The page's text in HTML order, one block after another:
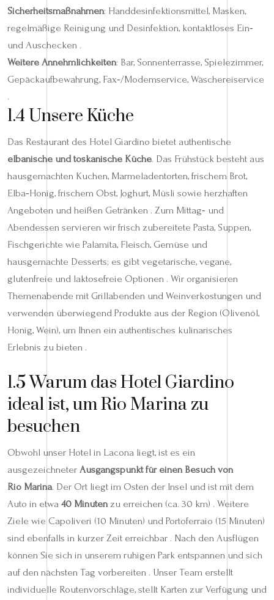
Sicherheitsmaßnahmen: Handdesinfektionsmittel, Masken,
regelmäßige Reinigung und Desinfektion, kontaktloses Ein‑
und Auschecken .
Weitere Annehmlichkeiten: Bar, Sonnenterrasse, Spielezimmer,
Gepäckaufbewahrung, Fax‑/Modemservice, Wäschereiservice
.
1.4 Unsere Küche
Das Restaurant des Hotel Giardino bietet authentische
elbanische und toskanische Küche. Das Frühstück besteht aus
hausgemachten Kuchen, Marmeladentorten, frischem Brot,
Elba‑Honig, frischem Obst, Joghurt, Müsli sowie herzhaften
Angeboten und heißen Getränken . Zum Mittag‑ und
Abendessen servieren wir frisch zubereitete Pasta, Suppen,
Fischgerichte wie Palamita, Fleisch, Gemüse und
hausgemachte Desserts; es gibt vegetarische, vegane,
glutenfreie und laktosefreie Optionen . Wir organisieren
Themenabende mit Grillabenden und Weinverkostungen und
verwenden überwiegend Produkte aus der Region (Olivenöl,
Honig, Wein), um Ihnen ein authentisches kulinarisches
Erlebnis zu bieten .
1.5 Warum das Hotel Giardino
ideal ist, um Rio Marina zu
besuchen
Obwohl unser Hotel in Lacona liegt, ist es ein
ausgezeichneter Ausgangspunkt für einen Besuch von
Rio Marina. Der Ort liegt im Osten der Insel und ist mit dem
Auto in etwa 40 Minutenzu erreichen (ca. 30 km) . Weitere
Ziele wie Capoliveri (10 Minuten) und Portoferraio (15 Minuten)
sind ebenfalls in kurzer Zeit erreichbar . Nach den Ausflügen
können Sie sich in unserem ruhigen Park entspannen und sich
auf den nächsten Tag vorbereiten . Unser Team erstellt
individuelle Routenvorschläge, stellt Karten zur Verfügung und